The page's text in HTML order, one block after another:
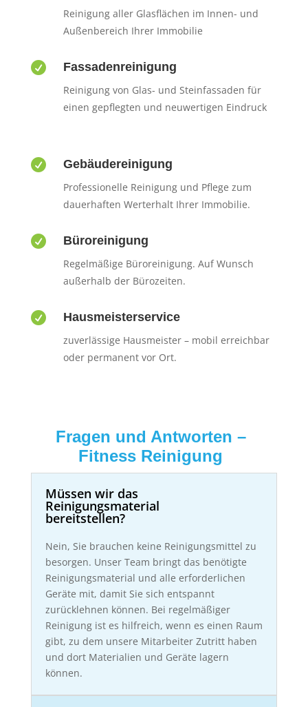
Reinigung aller Glasflächen im Innen- und
Außenbereich Ihrer Immobilie
 Fassadenreinigung
Reinigung von Glas- und Steinfassaden für
einen gepflegten und neuwertigen Eindruck
 Gebäudereinigung
Professionelle Reinigung und Pflege zum
dauerhaften Werterhalt Ihrer Immobilie.
 Büroreinigung
Regelmäßige Büroreinigung. Auf Wunsch
außerhalb der Bürozeiten.
 Hausmeisterservice
zuverlässige Hausmeister – mobil erreichbar
oder permanent vor Ort.
Fragen und Antworten –
Fitness Reinigung
Müssen wir das
Reinigungsmaterial
bereitstellen?
Nein, Sie brauchen keine Reinigungsmittel zu
besorgen. Unser Team bringt das benötigte
Reinigungsmaterial und alle erforderlichen
Geräte mit, damit Sie sich entspannt
zurücklehnen können. Bei regelmäßiger
Reinigung ist es hilfreich, wenn es einen Raum
gibt, zu dem unsere Mitarbeiter Zutritt haben
und dort Materialien und Geräte lagern
können.